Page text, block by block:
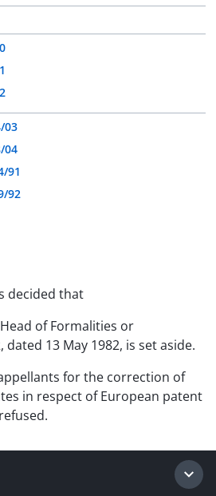
03
04
91
92
decided that
of Formalities or
13 May 1982, is set aside.
for the correction of
in respect of European patent